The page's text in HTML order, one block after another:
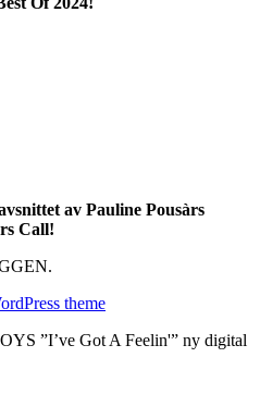
av Pauline Pousàrs
Call!
theme
”I’ve Got A Feelin'” ny digital